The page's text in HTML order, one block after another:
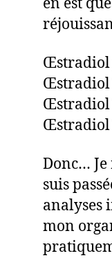
Œstradiol
Œstradiol
Œstradiol
Donc… Je
suis
analyses
mon